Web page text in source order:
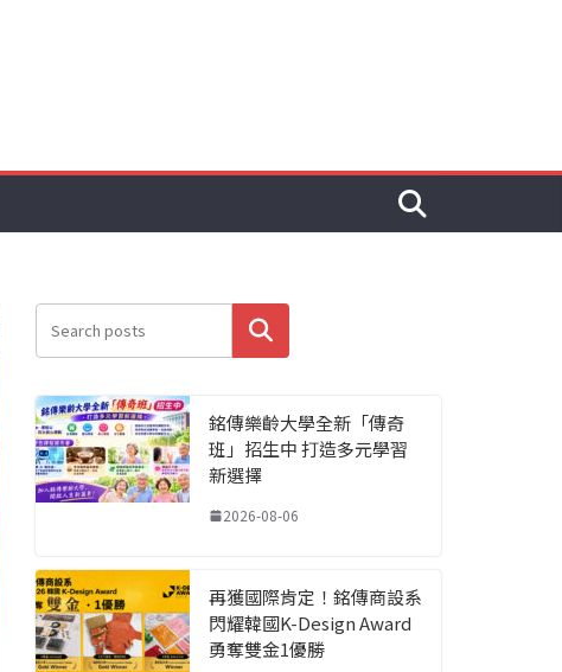
搜尋
銘傳樂齡大學全新「傳奇
班」招生中 打造多元學習
新選擇
2026-08-06
再獲國際肯定！銘傳商設系
閃耀韓國K-Design Award
勇奪雙金1優勝